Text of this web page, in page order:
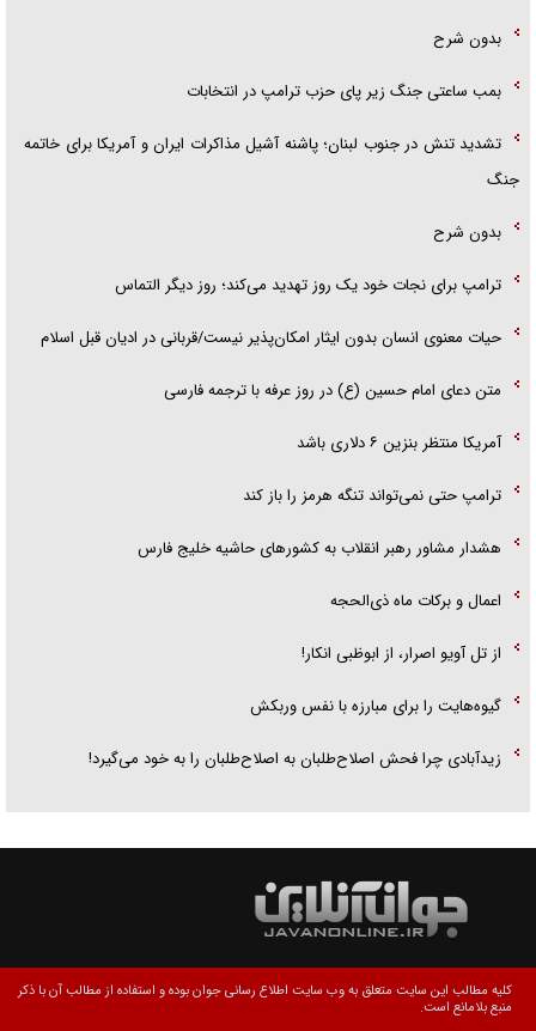
بدون شرح
بمب ساعتی جنگ زیر پای حزب ترام‍پ در انتخابات
تشدید تنش در جنوب لبنان؛ پاشنه آشیل مذاکرات ایران و آمریکا برای خاتمه
جنگ
بدون شرح
ترامپ برای نجات خود یک روز تهدید می‌کند؛ روز دیگر التماس
حیات معنوی انسان بدون ایثار امکان‌پذیر نیست/قربانی در ادیان قبل اسلام
متن دعای امام حسین (ع) در روز عرفه با ترجمه فارسی
آمریکا منتظر بنزین ۶ دلاری باشد
ترامپ حتی نمی‌تواند تنگه هرمز را باز کند
هشدار مشاور رهبر انقلاب به کشور‌های حاشیه خلیج فارس
اعمال و برکات ماه ذی‌الحجه
از تل آویو اصرار، از ابوظبی انکار!
گیوه‌هایت را برای مبارزه با نفس وربکش
زیدآبادی چرا فحش اصلاح‌طلبان به اصلاح‌طلبان را به خود می‌گیرد!
کلیه مطالب این سایت متعلق به وب سایت اطلاع رسانی جوان بوده و استفاده از مطالب آن با ذکر
منبع بلامانع است.